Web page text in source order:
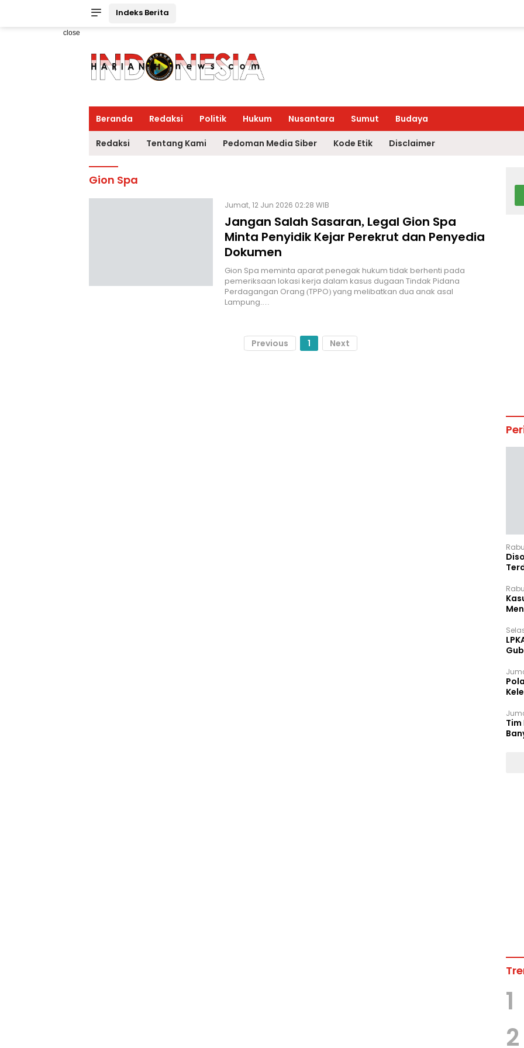
Indeks Berita
close
Beranda Redaksi Politik Hukum Nusantara Sumut Budaya
Redaksi Tentang Kami Pedoman Media Siber Kode Etik Disclaimer
Gion Spa
Jumat, 12 Jun 2026 02:28 WIB
Jangan Salah Sasaran, Legal Gion Spa
Minta Penyidik Kejar Perekrut dan Penyedia
Dokumen
Gion Spa meminta aparat penegak hukum tidak berhenti pada
pemeriksaan lokasi kerja dalam kasus dugaan Tindak Pidana
Perdagangan Orang (TPPO) yang melibatkan dua anak asal
Lampung.…
Previous 1 Next
Tim
1
2